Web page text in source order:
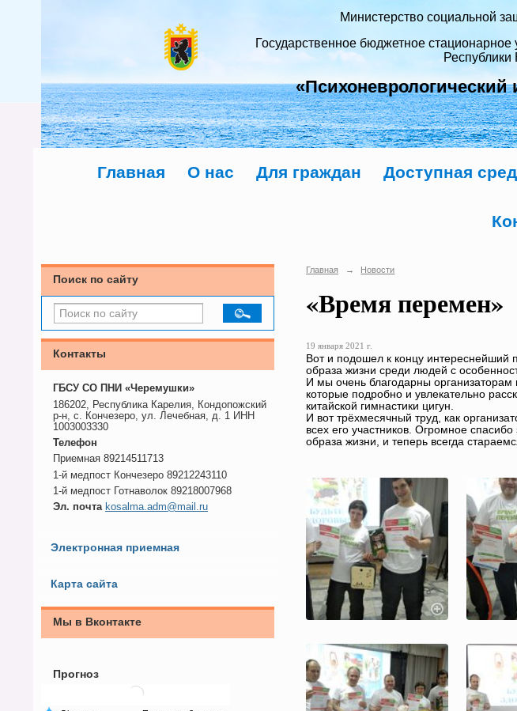
Министерство социальной
Государственное бюджетное
Республики
«Психоневрологический
Главная О нас Для граждан Доступная
Поиск по сайту
Контакты
ГБСУ СО ПНИ «Черемушки»
186202, Республика Карелия, Кондопожский
р-н, с. Кончезеро, ул. Лечебная, д. 1 ИНН
1003003330
Телефон
Приемная 89214511713
1-й медпост Кончезеро 89212243110
1-й медпост Готнаволок 89218007968
Эл. почта kosalma.adm@mail.ru
Электронная приемная
Карта сайта
Мы в Вконтакте
Прогноз
Главная → Новости
«Время перемен»
19 января 2021 г.
Вот и подошел к концу интереснейший
образа жизни среди людей с
И мы очень благодарны организаторам
которые подробно и увлекательно
китайской гимнастики цигун.
И вот трёхмесячный труд, как
всех его участников. Огромное
образа жизни, и теперь всегда